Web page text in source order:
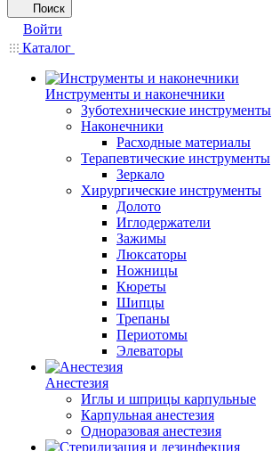
Поиск
Войти
Каталог
Инструменты и наконечники
Зуботехнические инструменты
Наконечники
Расходные материалы
Терапевтические инструменты
Зеркало
Хирургические инструменты
Долото
Иглодержатели
Зажимы
Люксаторы
Ножницы
Кюреты
Шипцы
Трепаны
Периотомы
Элеваторы
Анестезия
Иглы и шприцы карпульные
Карпульная анестезия
Одноразовая анестезия